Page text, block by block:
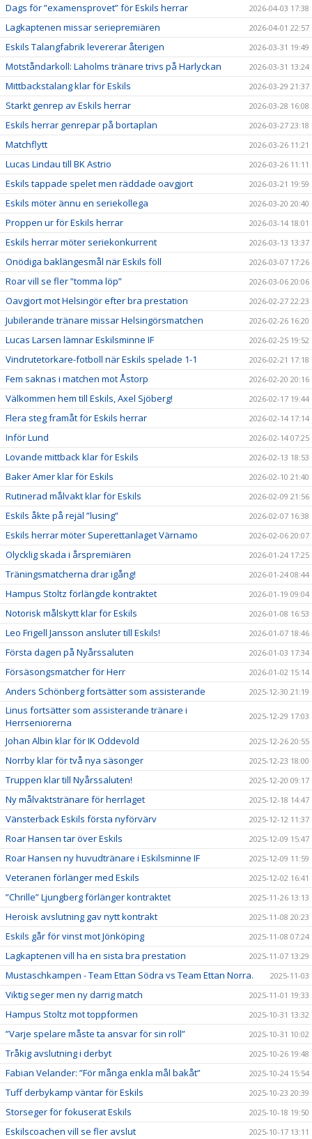
Dags för ”examensprovet” för Eskils herrar 2026-04-03 17:38
Lagkaptenen missar seriepremiären 2026-04-01 22:57
Eskils Talangfabrik levererar återigen 2026-03-31 19:49
Motståndarkoll: Laholms tränare trivs på Harlyckan 2026-03-31 13:24
Mittbackstalang klar för Eskils 2026-03-29 21:37
Starkt genrep av Eskils herrar 2026-03-28 16:08
Eskils herrar genrepar på bortaplan 2026-03-27 23:18
Matchflytt 2026-03-26 11:21
Lucas Lindau till BK Astrio 2026-03-26 11:11
Eskils tappade spelet men räddade oavgjort 2026-03-21 19:59
Eskils möter ännu en seriekollega 2026-03-20 20:40
Proppen ur för Eskils herrar 2026-03-14 18:01
Eskils herrar möter seriekonkurrent 2026-03-13 13:37
Onödiga baklängesmål när Eskils föll 2026-03-07 17:26
Roar vill se fler ”tomma löp” 2026-03-06 20:06
Oavgjort mot Helsingör efter bra prestation 2026-02-27 22:23
Jubilerande tränare missar Helsingörsmatchen 2026-02-26 16:20
Lucas Larsen lämnar Eskilsminne IF 2026-02-25 19:52
Vindrutetorkare-fotboll när Eskils spelade 1-1 2026-02-21 17:18
Fem saknas i matchen mot Åstorp 2026-02-20 20:16
Välkommen hem till Eskils, Axel Sjöberg! 2026-02-17 19:44
Flera steg framåt för Eskils herrar 2026-02-14 17:14
Inför Lund 2026-02-14 07:25
Lovande mittback klar för Eskils 2026-02-13 18:53
Baker Amer klar för Eskils 2026-02-10 21:40
Rutinerad målvakt klar för Eskils 2026-02-09 21:56
Eskils åkte på rejäl ”lusing” 2026-02-07 16:38
Eskils herrar möter Superettanlaget Värnamo 2026-02-06 20:07
Olycklig skada i årspremiären 2026-01-24 17:25
Träningsmatcherna drar igång! 2026-01-24 08:44
Hampus Stoltz förlängde kontraktet 2026-01-19 09:04
Notorisk målskytt klar för Eskils 2026-01-08 16:53
Leo Frigell Jansson ansluter till Eskils! 2026-01-07 18:46
Första dagen på Nyårssaluten 2026-01-03 17:34
Försäsongsmatcher för Herr 2026-01-02 15:14
Anders Schönberg fortsätter som assisterande 2025-12-30 21:19
Linus fortsätter som assisterande tränare i
Herrseniorerna
2025-12-29 17:03
Johan Albin klar för IK Oddevold 2025-12-26 20:55
Norrby klar för två nya säsonger 2025-12-23 18:00
Truppen klar till Nyårssaluten! 2025-12-20 09:17
Ny målvaktstränare för herrlaget 2025-12-18 14:47
Vänsterback Eskils första nyförvärv 2025-12-12 11:37
Roar Hansen tar över Eskils 2025-12-09 15:47
Roar Hansen ny huvudtränare i Eskilsminne IF 2025-12-09 11:59
Veteranen förlänger med Eskils 2025-12-02 16:41
”Chrille” Ljungberg förlänger kontraktet 2025-11-26 13:13
Heroisk avslutning gav nytt kontrakt 2025-11-08 20:23
Eskils går för vinst mot Jönköping 2025-11-08 07:24
Lagkaptenen vill ha en sista bra prestation 2025-11-07 13:29
Mustaschkampen - Team Ettan Södra vs Team Ettan Norra. 2025-11-03
Viktig seger men ny darrig match 2025-11-01 19:33
Hampus Stoltz mot toppformen 2025-10-31 13:32
”Varje spelare måste ta ansvar för sin roll” 2025-10-31 10:02
Tråkig avslutning i derbyt 2025-10-26 19:48
Fabian Velander: ”För många enkla mål bakåt” 2025-10-24 15:54
Tuff derbykamp väntar för Eskils 2025-10-23 20:39
Storseger för fokuserat Eskils 2025-10-18 19:50
Eskilscoachen vill se fler avslut 2025-10-17 13:11